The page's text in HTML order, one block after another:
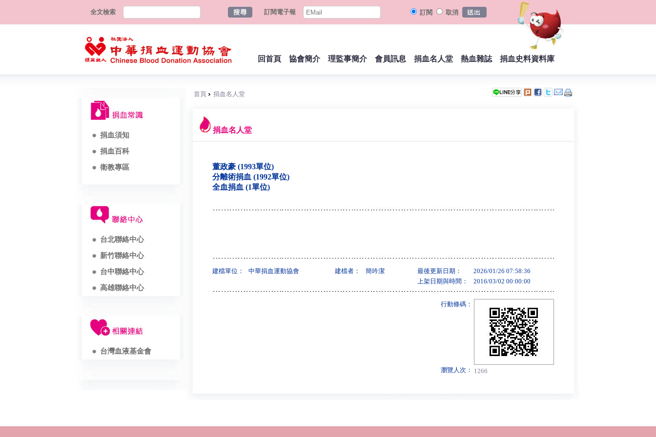
全文檢索 訂閱電子報 訂閱 取消
回首頁 協會簡介 理監事簡介 會員訊息 捐血名人堂 熱血雜誌 捐血史料資料庫
捐血須知
捐血百科
衛教專區
台北聯絡中心
新竹聯絡中心
台中聯絡中心
高雄聯絡中心
台灣血液基金會
首頁 捐血名人堂
捐血名人堂
董政豪 (1993單位)
分離術捐血 (1992單位)
全血捐血 (1單位)
建檔單位： 中華捐血運動協會 建檔者： 簡吟潔 最後更新日期：
2026/01/26 07:58:36
上架日期與時間：
2016/03/02 00:00:00
行動條碼：
瀏覽人次： 1266